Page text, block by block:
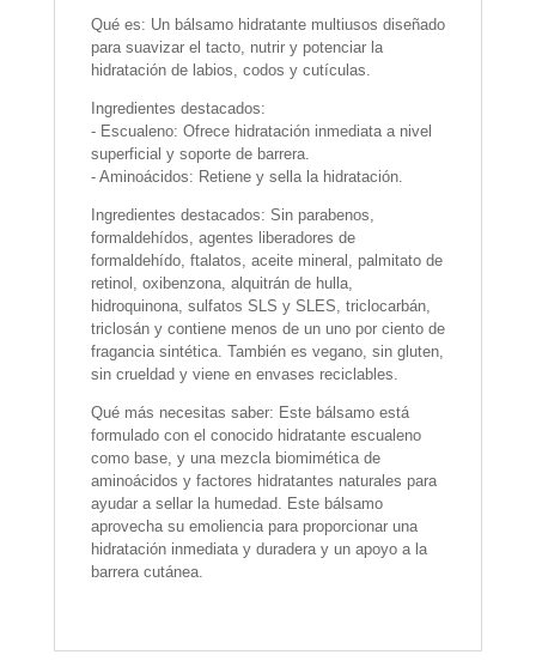
cantidad
Qué es: Un bálsamo hidratante multiusos diseñado
para suavizar el tacto, nutrir y potenciar la
hidratación de labios, codos y cutículas.
Ingredientes destacados:
- Escualeno: Ofrece hidratación inmediata a nivel
superficial y soporte de barrera.
- Aminoácidos: Retiene y sella la hidratación.
Ingredientes destacados: Sin parabenos,
formaldehídos, agentes liberadores de
formaldehído, ftalatos, aceite mineral, palmitato de
retinol, oxibenzona, alquitrán de hulla,
hidroquinona, sulfatos SLS y SLES, triclocarbán,
triclosán y contiene menos de un uno por ciento de
fragancia sintética. También es vegano, sin gluten,
sin crueldad y viene en envases reciclables.
Qué más necesitas saber: Este bálsamo está
formulado con el conocido hidratante escualeno
como base, y una mezcla biomimética de
aminoácidos y factores hidratantes naturales para
ayudar a sellar la humedad. Este bálsamo
aprovecha su emoliencia para proporcionar una
hidratación inmediata y duradera y un apoyo a la
barrera cutánea.